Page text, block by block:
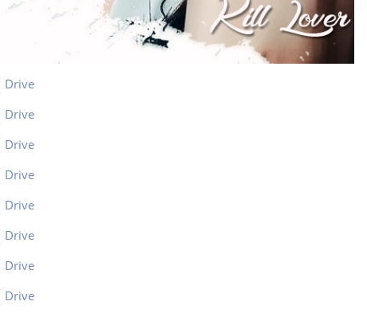
Drive
Drive
Drive
Drive
Drive
Drive
Drive
Drive